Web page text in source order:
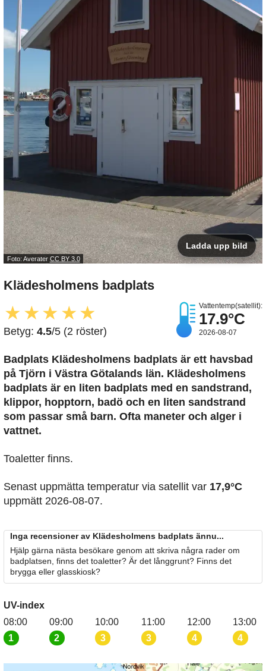
Foto: Averater CC BY 3.0
Ladda upp bild
Klädesholmens badplats
★ ★★ ★★
Betyg: 4.5/5 (2 röster)
Vattentemp(satellit):
17.9°C
2026-08-07
Badplats Klädesholmens badplats är ett havsbad
på Tjörn i Västra Götalands län. Klädesholmens
badplats är en liten badplats med en sandstrand,
klippor, hopptorn, badö och en liten sandstrand
som passar små barn. Ofta maneter och alger i
vattnet.
Toaletter finns.
Senast uppmätta temperatur via satellit var 17,9°C
uppmätt 2026-08-07.
Inga recensioner av Klädesholmens badplats ännu...
Hjälp gärna nästa besökare genom att skriva några rader om
badplatsen, finns det toaletter? Är det långgrunt? Finns det
brygga eller glasskiosk?
UV-index
08:00
1
09:00
2
10:00
3
11:00
3
12:00
4
13:00
4